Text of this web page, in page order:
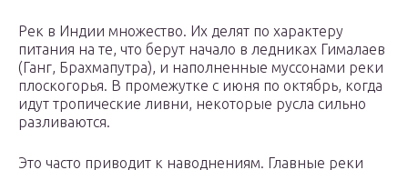
Рек в Индии множество. Их делят по характеру
питания на те, что берут начало в ледниках Гималаев
(Ганг, Брахмапутра), и наполненные муссонами реки
плоскогорья. В промежутке с июня по октябрь, когда
идут тропические ливни, некоторые русла сильно
разливаются.
Это часто приводит к наводнениям. Главные реки